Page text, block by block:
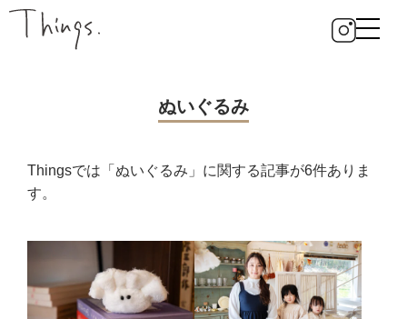
ぬいぐるみ
Thingsでは「ぬいぐるみ」に関する記事が6件ありま
す。